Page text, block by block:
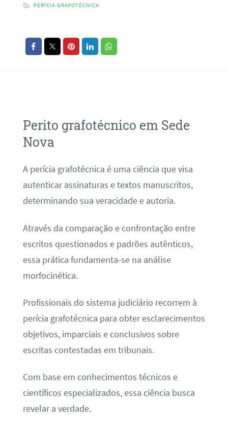
PERÍCIA GRAFOTÉCNICA
Perito grafotécnico em Sede
Nova
A perícia grafotécnica é uma ciência que visa
autenticar assinaturas e textos manuscritos,
determinando sua veracidade e autoria.
Através da comparação e confrontação entre
escritos questionados e padrões autênticos,
essa prática fundamenta-se na análise
morfocinética.
Profissionais do sistema judiciário recorrem à
perícia grafotécnica para obter esclarecimentos
objetivos, imparciais e conclusivos sobre
escritas contestadas em tribunais.
Com base em conhecimentos técnicos e
científicos especializados, essa ciência busca
revelar a verdade.